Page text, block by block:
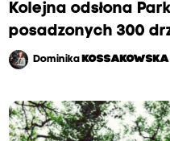
Kolejna odsłona
posadzonych 300
Dominika KOSSAKOWSKA